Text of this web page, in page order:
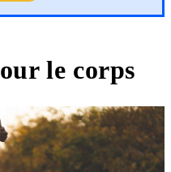
le corps